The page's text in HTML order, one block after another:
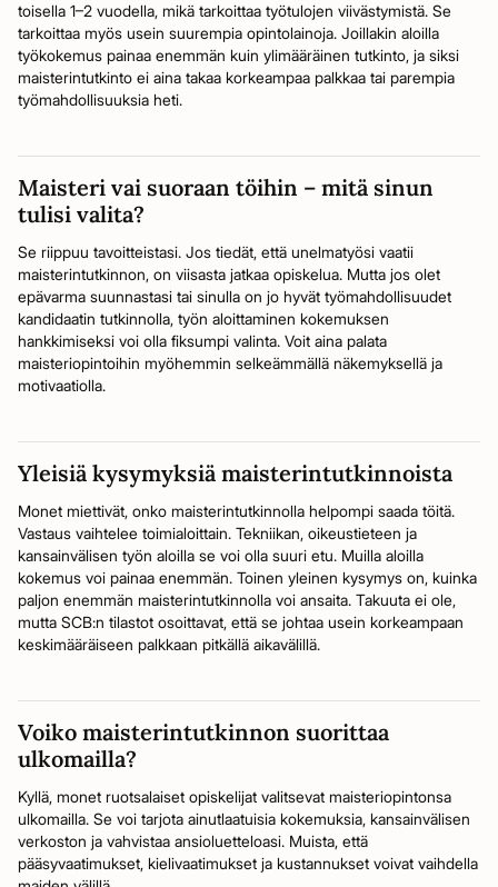
toisella 1–2 vuodella, mikä tarkoittaa työtulojen viivästymistä. Se
tarkoittaa myös usein suurempia opintolainoja. Joillakin aloilla
työkokemus painaa enemmän kuin ylimääräinen tutkinto, ja siksi
maisterintutkinto ei aina takaa korkeampaa palkkaa tai parempia
työmahdollisuuksia heti.
Maisteri vai suoraan töihin – mitä sinun
tulisi valita?
Se riippuu tavoitteistasi. Jos tiedät, että unelmatyösi vaatii
maisterintutkinnon, on viisasta jatkaa opiskelua. Mutta jos olet
epävarma suunnastasi tai sinulla on jo hyvät työmahdollisuudet
kandidaatin tutkinnolla, työn aloittaminen kokemuksen
hankkimiseksi voi olla fiksumpi valinta. Voit aina palata
maisteriopintoihin myöhemmin selkeämmällä näkemyksellä ja
motivaatiolla.
Yleisiä kysymyksiä maisterintutkinnoista
Monet miettivät, onko maisterintutkinnolla helpompi saada töitä.
Vastaus vaihtelee toimialoittain. Tekniikan, oikeustieteen ja
kansainvälisen työn aloilla se voi olla suuri etu. Muilla aloilla
kokemus voi painaa enemmän. Toinen yleinen kysymys on, kuinka
paljon enemmän maisterintutkinnolla voi ansaita. Takuuta ei ole,
mutta SCB:n tilastot osoittavat, että se johtaa usein korkeampaan
keskimääräiseen palkkaan pitkällä aikavälillä.
Voiko maisterintutkinnon suorittaa
ulkomailla?
Kyllä, monet ruotsalaiset opiskelijat valitsevat maisteriopintonsa
ulkomailla. Se voi tarjota ainutlaatuisia kokemuksia, kansainvälisen
verkoston ja vahvistaa ansioluetteloasi. Muista, että
pääsyvaatimukset, kielivaatimukset ja kustannukset voivat vaihdella